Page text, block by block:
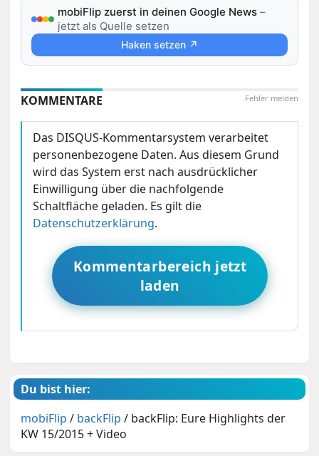
mobiFlip zuerst in deinen Google News –
jetzt als Quelle setzen
Haken setzen ↗
Fehler melden
KOMMENTARE
Das DISQUS-Kommentarsystem verarbeitet
personenbezogene Daten. Aus diesem Grund
wird das System erst nach ausdrücklicher
Einwilligung über die nachfolgende
Schaltfläche geladen. Es gilt die
Datenschutzerklärung.
Kommentarbereich jetzt
laden
Du bist hier:
mobiFlip / backFlip / backFlip: Eure Highlights der
KW 15/2015 + Video